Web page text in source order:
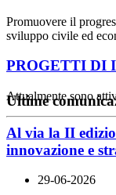
Promuovere il
sviluppo civile ed
PROGETTI DI
Attualmente sono
Ultime
Al via la II
innovazione e
29-06-2026